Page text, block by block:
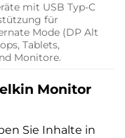
mit USB Typ-C
für
Mode (DP Alt
Tablets,
Monitore.
Monitor
Sie Inhalte in